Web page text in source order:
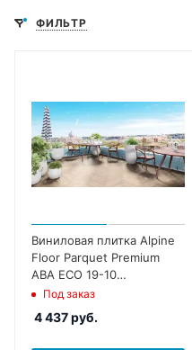
ФИЛЬТР
Виниловая плитка Alpine
Floor Parquet Premium
ABA ECO 19-10
Макадамия
Под заказ
4 437руб.